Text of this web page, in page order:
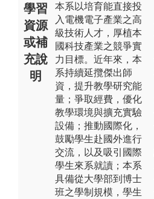
學習
資源
或補
充說
明
本系以培育能直接投
入電機電子產業之高
級技術人才，厚植本
國科技產業之競爭實
力目標。近年來，本
系持續延攬傑出師
資，提升教學研究能
量；爭取經費，優化
教學環境與擴充實驗
設備；推動國際化，
鼓勵學生赴國外進行
交流，以及吸引國際
學生來系就讀；本系
具備從大學部到博士
班之學制規模，學生